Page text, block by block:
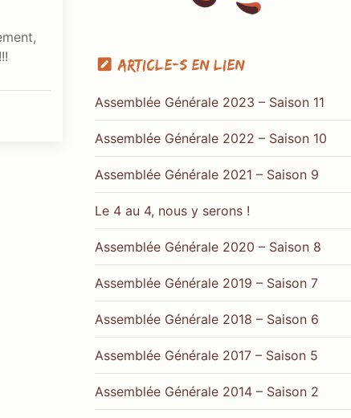
Article-s en lien
Assemblée Générale 2023 – Saison 11
Assemblée Générale 2022 – Saison 10
Assemblée Générale 2021 – Saison 9
Le 4 au 4, nous y serons !
Assemblée Générale 2020 – Saison 8
Assemblée Générale 2019 – Saison 7
Assemblée Générale 2018 – Saison 6
Assemblée Générale 2017 – Saison 5
Assemblée Générale 2014 – Saison 2